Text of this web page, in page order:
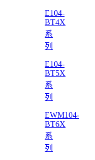
E104-
BT4X
系
列
E104-
BT5X
系
列
EWM104-
BT6X
系
列